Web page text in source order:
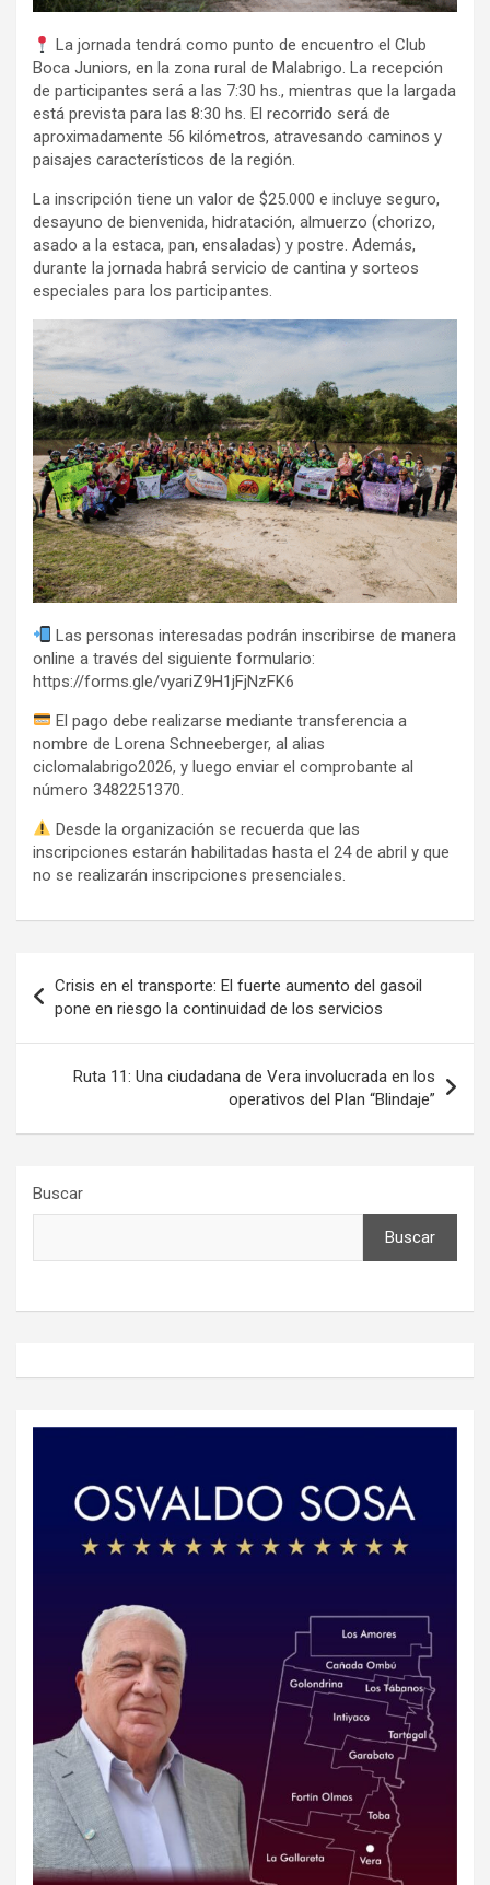
La jornada tendrá como punto de encuentro el Club
Boca Juniors, en la zona rural de Malabrigo. La recepción
de participantes será a las 7:30 hs., mientras que la largada
está prevista para las 8:30 hs. El recorrido será de
aproximadamente 56 kilómetros, atravesando caminos y
paisajes característicos de la región.
La inscripción tiene un valor de $25.000 e incluye seguro,
desayuno de bienvenida, hidratación, almuerzo (chorizo,
asado a la estaca, pan, ensaladas) y postre. Además,
durante la jornada habrá servicio de cantina y sorteos
especiales para los participantes.
Las personas interesadas podrán inscribirse de manera
online a través del siguiente formulario:
https://forms.gle/vyariZ9H1jFjNzFK6
El pago debe realizarse mediante transferencia a
nombre de Lorena Schneeberger, al alias
ciclomalabrigo2026, y luego enviar el comprobante al
número 3482251370.
Desde la organización se recuerda que las
inscripciones estarán habilitadas hasta el 24 de abril y que
no se realizarán inscripciones presenciales.
de
entradas
Crisis en el transporte: El fuerte aumento del gasoil
pone en riesgo la continuidad de los servicios
Ruta 11: Una ciudadana de Vera involucrada en los
operativos del Plan “Blindaje”
Buscar
Buscar